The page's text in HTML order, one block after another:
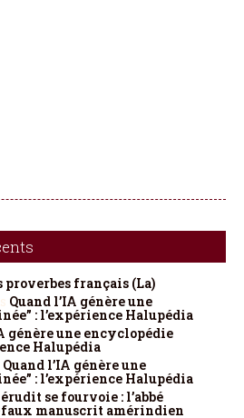
proverbes français (La)
Quand l’IA génère une
: l’expérience Halupédia
génère une encyclopédie
Halupédia
Quand l’IA génère une
: l’expérience Halupédia
se fourvoie : l’abbé
faux manuscrit amérindien